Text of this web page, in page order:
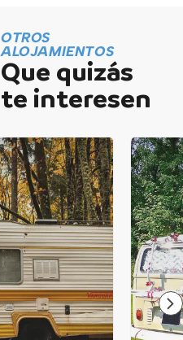
OTROS
ALOJAMIENTOS
Que quizás
te interesen